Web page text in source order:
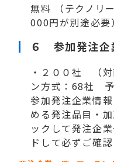
無料 （テクノリ
000円が別途必要）
６ 参加発注企
・２００社 （
ン方式：68社 予
参加発注企業情
める発注品目・
ックして発注企
ドして必ずご確認